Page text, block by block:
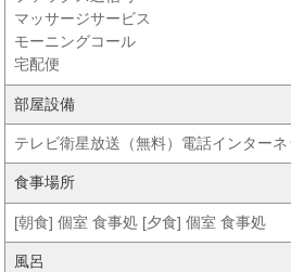
マッサージサービス
モーニングコール
宅配便
部屋設備
テレビ衛星放送（無料）電話インター
食事場所
[朝食] 個室 食事処 [夕食] 個室 食事処
風呂